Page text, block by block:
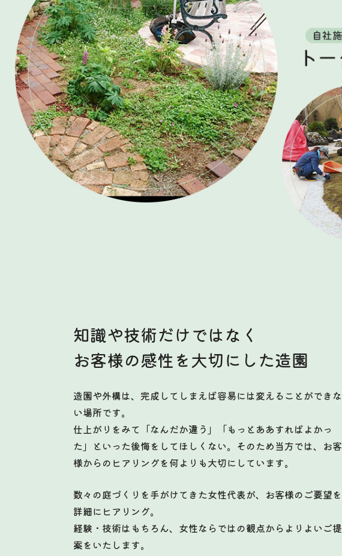
知識や技術だけではなく
お客様の感性を大切にした造園
造園や外構は、完成してしまえば容易には変えることができな
い場所です。
仕上がりをみて「なんだか違う」「もっとああすればよかっ
た」といった後悔をしてほしくない。そのため当方では、お客
様からのヒアリングを何よりも大切にしています。
数々の庭づくりを手がけてきた女性代表が、お客様のご要望を
詳細にヒアリング。
経験・技術はもちろん、女性ならではの観点からよりよいご提
案をいたします。